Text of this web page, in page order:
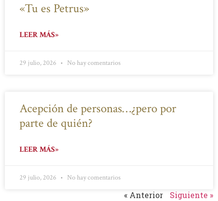
«Tu es Petrus»
LEER MÁS»
29 julio, 2026 No hay comentarios
Acepción de personas…¿pero por
parte de quién?
LEER MÁS»
29 julio, 2026 No hay comentarios
« Anterior Siguiente »